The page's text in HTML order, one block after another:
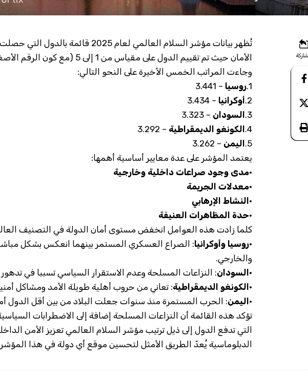
تُظهر بيانات مؤشر السلام العالمي لعام
الأمان حيث تم تقييم الدول على
وجاءت المراتب الخمس الأخيرة على النحو التالي:
1. روسيا – 3.441
2. أوكرانيا – 3.434
3. السودان – 3.323
4. الكونغو الديمقراطية – 3.292
5. اليمن – 3.262
يعتمد المؤشر على عدة معايير أساسية أهمها:
•مدى وجود صراعات داخلية وخارجية
•معدلات الجريمة
•النشاط الإرهابي
•حدة المظاهرات العنيفة
كلما زادت هذه العوامل انخفض مستوى أمان الدولة في التصنيف
•روسيا وأوكرانيا: الصراع العسكري المستمر بينهما انعكس بشكل
والخارجي.
•السودان: النزاعات المسلحة وعدم الاستقرار السياسي تسببا في
•الكونغو الديمقراطية: تعاني من حروب أهلية طويلة الأمد ومشاكل
•اليمن: الحرب المستمرة منذ سنوات جعلت البلاد من بين أقل الدول
تؤكد هذه القائمة أن النزاعات المسلحة إضافة إلى الاضطرابات
التي تدفع الدول إلى ذيل ترتيب مؤشر السلام العالمي تعزيز الأمن
الدبلوماسية يُعدّ الطريق الأمثل لتحسين موقع أي دولة في هذا